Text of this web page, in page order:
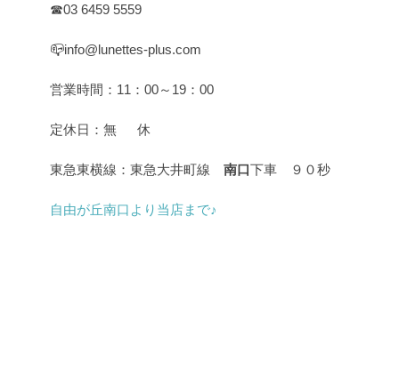
☎03 6459 5559
📪info@lunettes-plus.com
営業時間：11：00～19：00
定休日：無 休
東急東横線：東急大井町線 南口下車 ９０秒
自由が丘南口より当店まで♪